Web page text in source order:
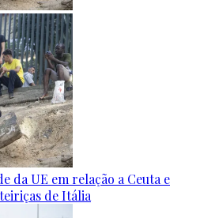
da UE em relação a Ceuta e
de Itália